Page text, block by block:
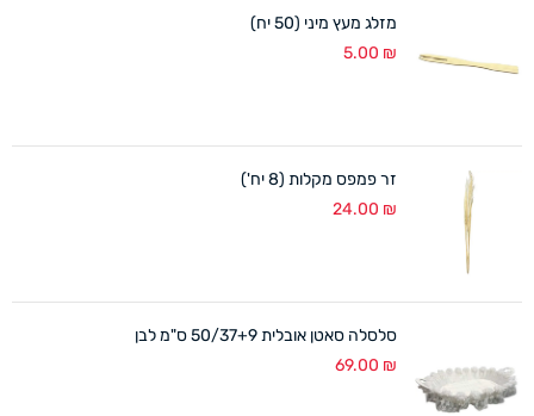
מזלג מעץ מיני (50 יח)
5.00 ₪
זר פמפס מקלות (8 יח')
24.00 ₪
סלסלה סאטן אובלית 50/37+9 ס"מ לבן
69.00 ₪